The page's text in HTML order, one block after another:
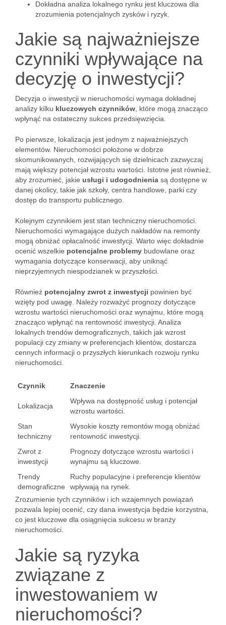
Dokładna analiza lokalnego rynku jest kluczowa dla
zrozumienia potencjalnych zysków i ryzyk.
Jakie są najważniejsze
czynniki wpływające na
decyzję o inwestycji?
Decyzja o inwestycji w nieruchomości wymaga dokładnej
analizy kilku kluczowych czynników , które mogą znacząco
wpłynąć na ostateczny sukces przedsięwzięcia.
Po pierwsze, lokalizacja jest jednym z najważniejszych
elementów. Nieruchomości położone w dobrze
skomunikowanych, rozwijających się dzielnicach zazwyczaj
mają większy potencjał wzrostu wartości. Istotne jest również,
aby zrozumieć, jakie usługi i udogodnienia są dostępne w
danej okolicy, takie jak szkoły, centra handlowe, parki czy
dostęp do transportu publicznego.
Kolejnym czynnikiem jest stan techniczny nieruchomości.
Nieruchomości wymagające dużych nakładów na remonty
mogą obniżać opłacalność inwestycji. Warto więc dokładnie
ocenić wszelkie potencjalne problemy budowlane oraz
wymagania dotyczące konserwacji, aby uniknąć
nieprzyjemnych niespodzianek w przyszłości.
Również potencjalny zwrot z inwestycji powinien być
wzięty pod uwagę. Należy rozważyć prognozy dotyczące
wzrostu wartości nieruchomości oraz wynajmu, które mogą
znacząco wpłynąć na rentowność inwestycji. Analiza
lokalnych trendów demograficznych, takich jak wzrost
populacji czy zmiany w preferencjach klientów, dostarcza
cennych informacji o przyszłych kierunkach rozwoju rynku
nieruchomości.
Czynnik Znaczenie
Lokalizacja
Wpływa na dostępność usług i potencjał
wzrostu wartości.
Stan
techniczny
Wysokie koszty remontów mogą obniżać
rentowność inwestycji.
Zwrot z
inwestycji
Prognozy dotyczące wzrostu wartości i
wynajmu są kluczowe.
Trendy
demograficzne
Ruchy populacyjne i preferencje klientów
wpływają na rynek.
Zrozumienie tych czynników i ich wzajemnych powiązań
pozwala lepiej ocenić, czy dana inwestycja będzie korzystna,
co jest kluczowe dla osiągnięcia sukcesu w branży
nieruchomości.
Jakie są ryzyka
związane z
inwestowaniem w
nieruchomości?